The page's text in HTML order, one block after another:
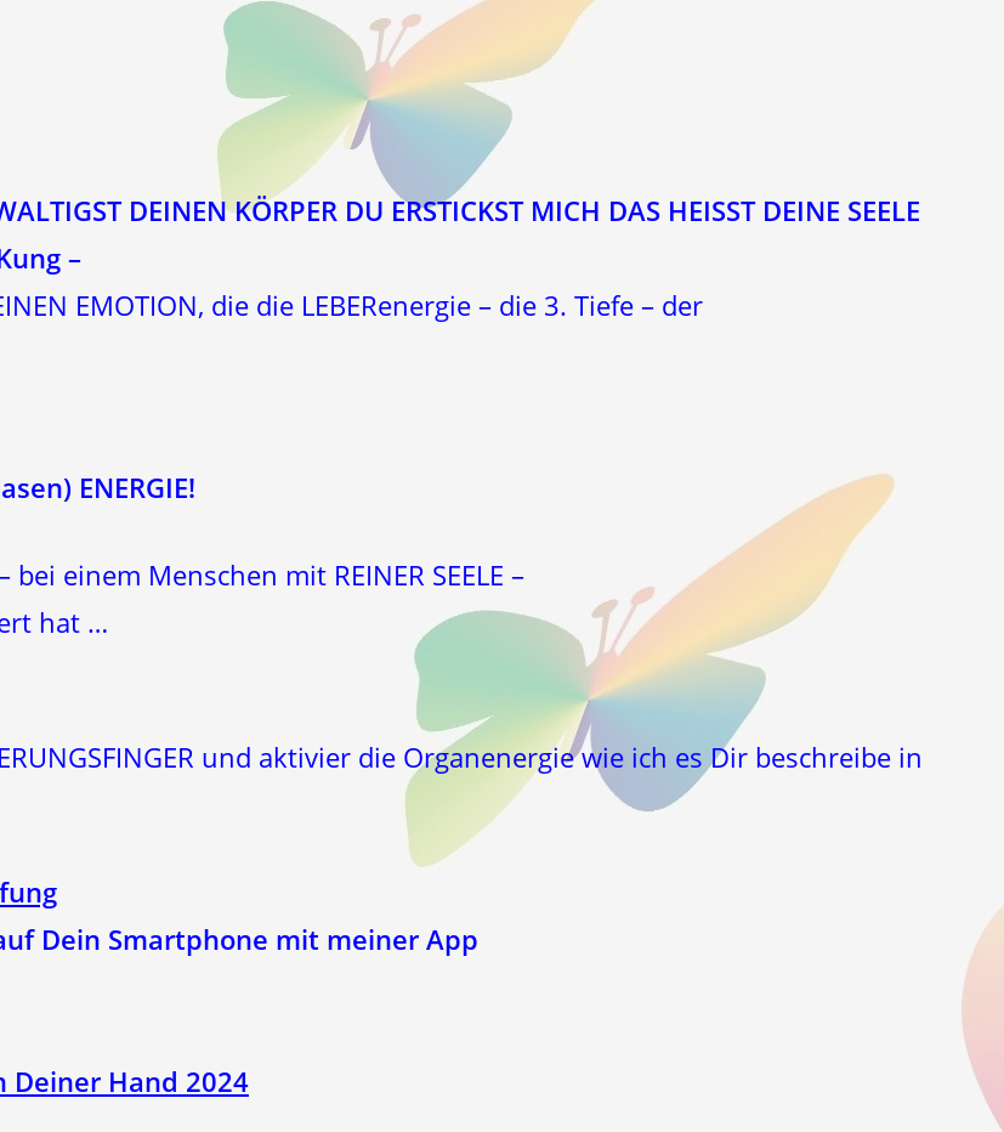
DEINEN KÖRPER DU ERSTICKST MICH DAS HEISST DEINE SEELE
–
EMOTION, die die LEBERenergie – die 3. Tiefe – der
ENERGIE!
bei einem Menschen mit REINER SEELE –
hat …
und aktivier die Organenergie wie ich es Dir beschreibe in
Dein Smartphone mit meiner App
Deiner Hand 2024